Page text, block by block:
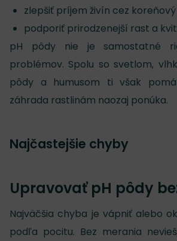
zlepšiť príjem živín cez
podporiť prirodzenejší rast a
pH pôdy nie je samostatné
problémov. Spolu so svetlom,
pôdy a humusom ti však
záhrada rastlinám naozaj ponúka.
Najčastejšie chyby
Upravovať pH pôdy
Najväčšia chyba je vápniť alebo
podľa pocitu. Bez merania